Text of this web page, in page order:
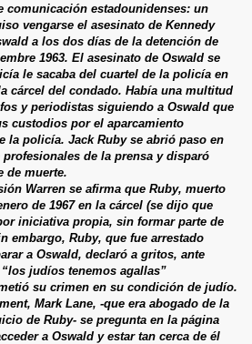
comunicación estadounidenses: un
vengarse el asesinato de Kennedy
a los dos días de la detención de
1963. El asesinato de Oswald se
le sacaba del cuartel de la policía en
cárcel del condado. Había una multitud
y periodistas siguiendo a Oswald que
custodios por el aparcamiento
la policía. Jack Ruby se abrió paso en
de la prensa y disparó
de muerte.
Warren se afirma que Ruby, muerto
de 1967 en la cárcel (se dijo que
iniciativa propia, sin formar parte de
embargo, Ruby, que fue arrestado
a Oswald, declaró a gritos, ante
judíos tenemos agallas”
su crimen en su condición de judío.
Mark Lane, -que era abogado de la
de Ruby- se pregunta en la página
a Oswald y estar tan cerca de él